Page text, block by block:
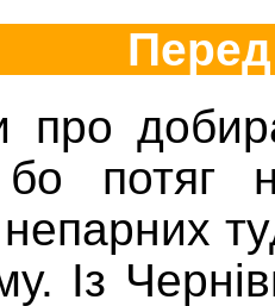
про
бо потяг
Із